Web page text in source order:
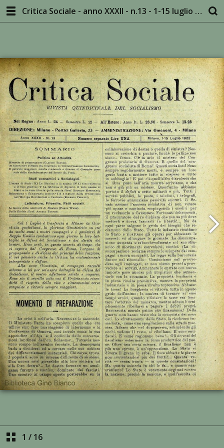
Critica Sociale - anno XXXII - n.13 - 1-15 luglio 1922
1 / 16